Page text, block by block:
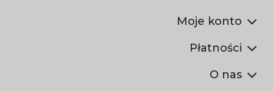
Moje konto
Płatności
O nas